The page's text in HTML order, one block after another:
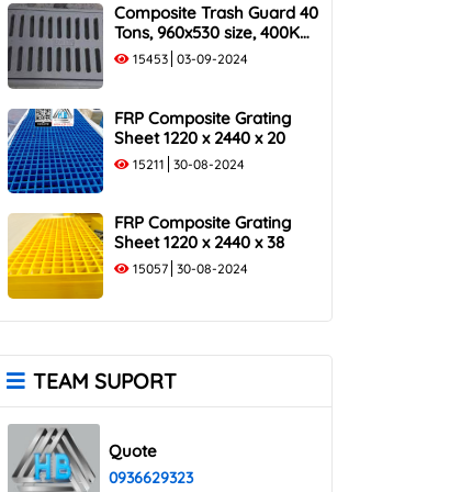
Composite Trash Guard 40
Tons, 960x530 size, 400KN
Load Capacity
15453 03-09-2024
FRP Composite Grating
Sheet 1220 x 2440 x 20
15211 30-08-2024
FRP Composite Grating
Sheet 1220 x 2440 x 38
15057 30-08-2024
TEAM SUPORT
Quote
0936629323